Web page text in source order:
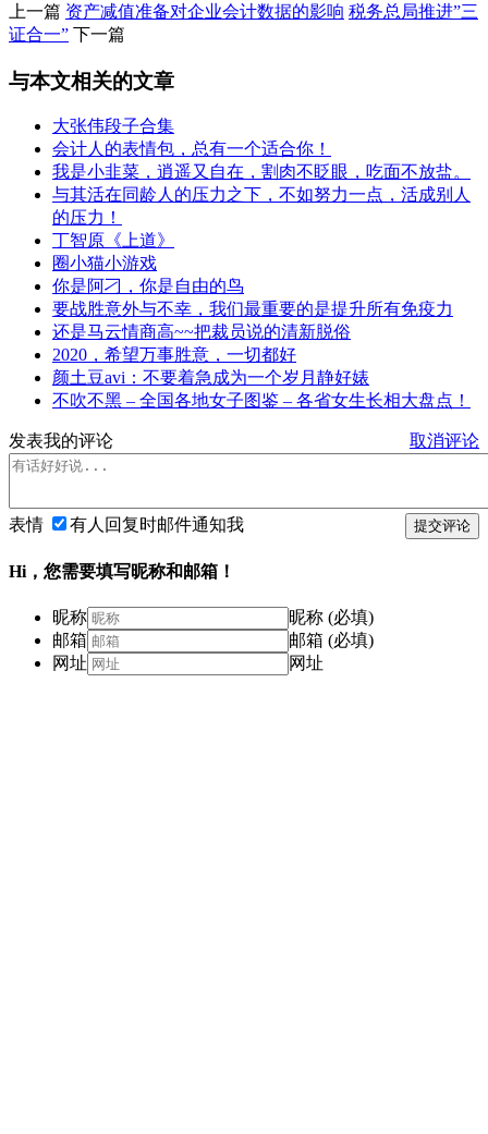
上一篇 资产减值准备对企业会计数据的影响 税务总局推进”三
证合一” 下一篇
与本文相关的文章
大张伟段子合集
会计人的表情包，总有一个适合你！
我是小韭菜，逍遥又自在，割肉不眨眼，吃面不放盐。
与其活在同龄人的压力之下，不如努力一点，活成别人
的压力！
丁智原《上道》
圈小猫小游戏
你是阿刁，你是自由的鸟
要战胜意外与不幸，我们最重要的是提升所有免疫力
还是马云情商高~~把裁员说的清新脱俗
2020，希望万事胜意，一切都好
颜土豆avi：不要着急成为一个岁月静好婊
不吹不黑 – 全国各地女子图鉴 – 各省女生长相大盘点！
发表我的评论 取消评论
提交评论
表情 有人回复时邮件通知我
Hi，您需要填写昵称和邮箱！
昵称
昵称 (必填)
邮箱
邮箱 (必填)
网址
网址